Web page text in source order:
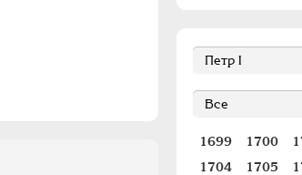
1699 1700
1704
1705